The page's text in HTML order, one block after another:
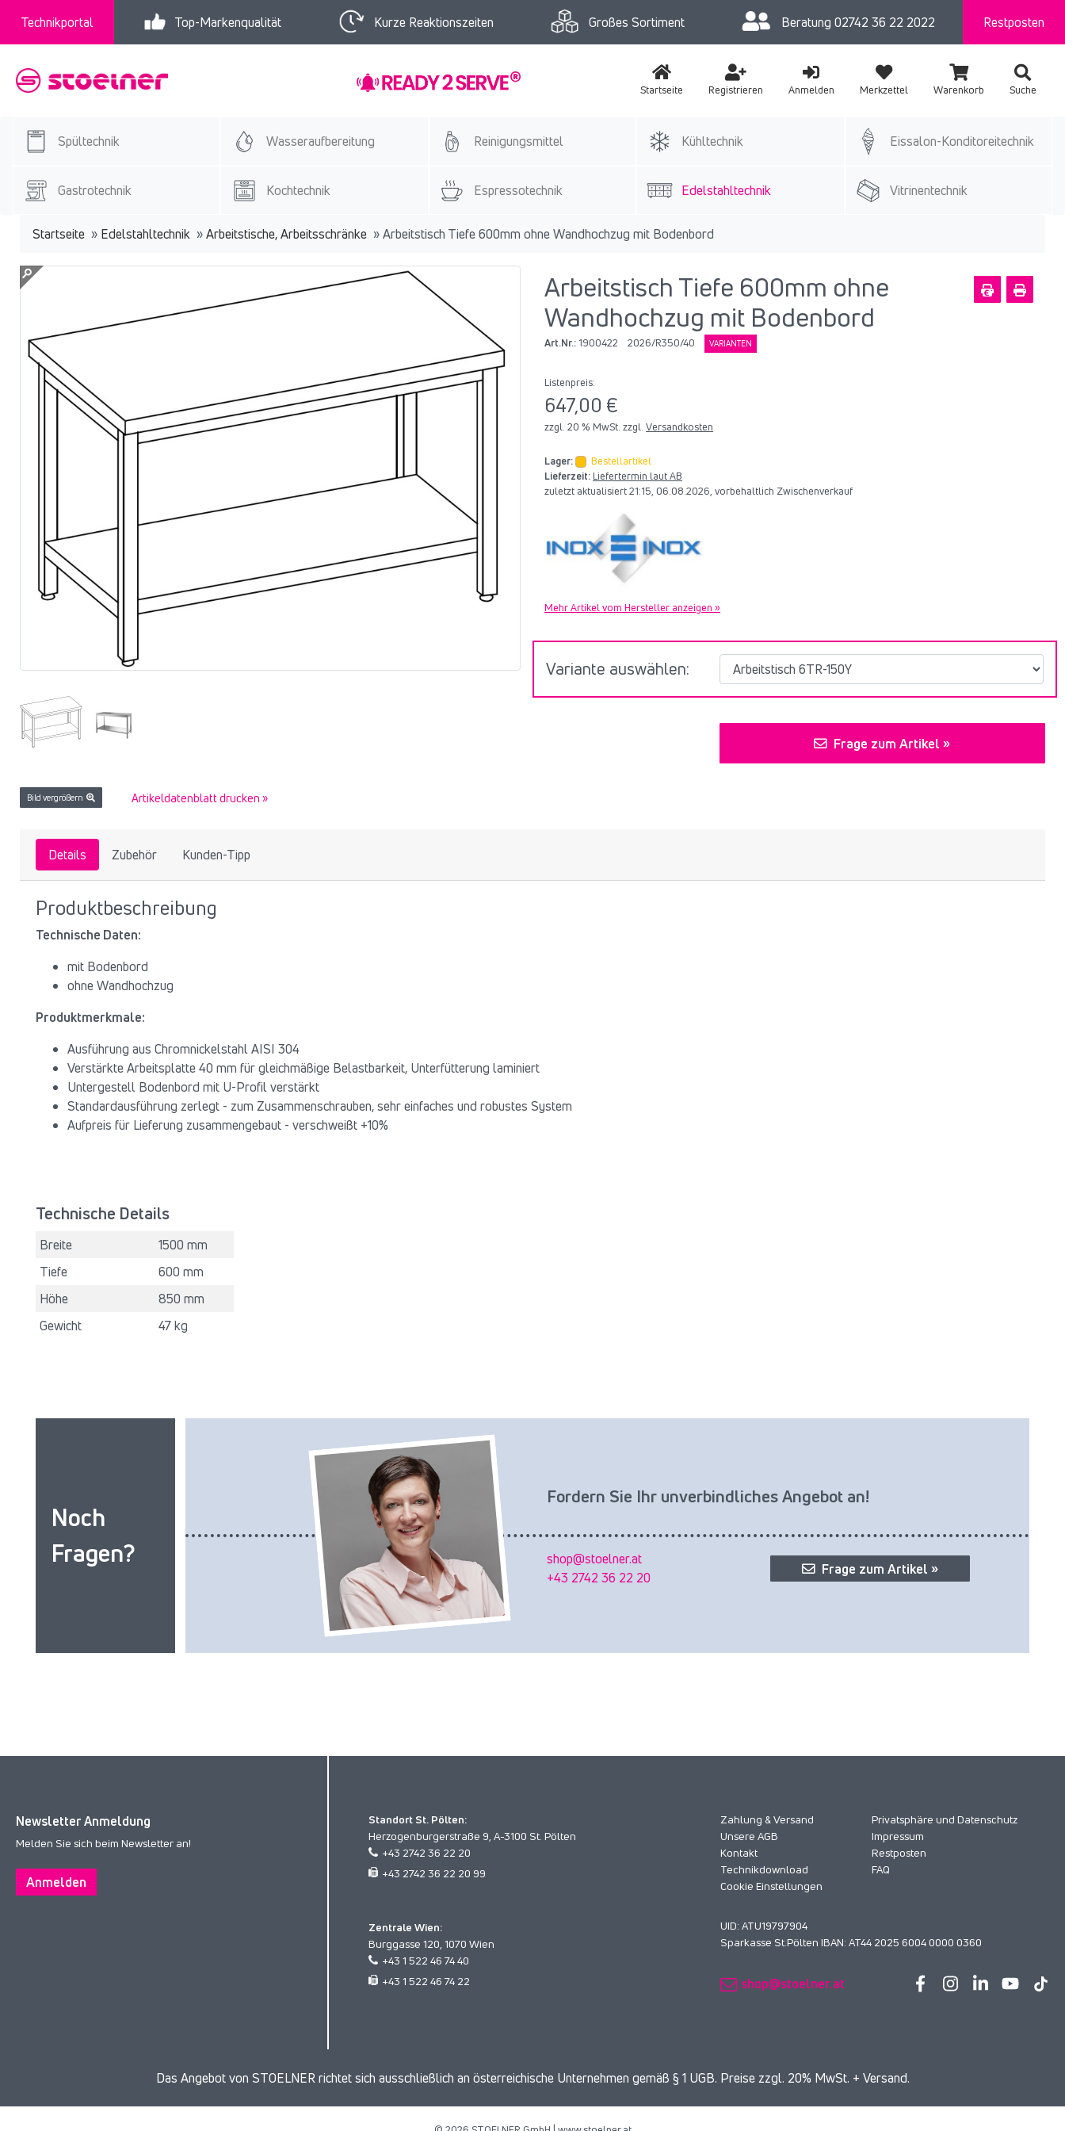
Technikportal Top-Markenqualität Kurze Reaktionszeiten Großes Sortiment Beratung02742 36 22 2022 Restposten
Startseite Registrieren Anmelden Merkzettel Warenkorb Suche
Spültechnik Wasseraufbereitung Reinigungsmittel Kühltechnik Eissalon-Konditoreitechnik
Gastrotechnik Kochtechnik Espressotechnik Edelstahltechnik Vitrinentechnik
Startseite » Edelstahltechnik »Arbeitstische, Arbeitsschränke »Arbeitstisch Tiefe 600mm ohne Wandhochzug mit Bodenbord
Bild vergrößern Artikeldatenblatt drucken »
Arbeitstisch Tiefe 600mm ohne
Wandhochzug mit Bodenbord
Art.Nr.: 1900422 2026/R350/40 VARIANTEN
Listenpreis:
647,00 €
zzgl. 20 % MwSt. zzgl. Versandkosten
Lager:
Bestellartikel
Lieferzeit: Liefertermin laut AB
zuletzt aktualisiert 21:15, 06.08.2026, vorbehaltlich Zwischenverkauf
Mehr Artikel vom Hersteller anzeigen »
Variante auswählen:
Frage zum Artikel »
Details Zubehör Kunden-Tipp
Produktbeschreibung
Technische Daten:
mit Bodenbord
ohne Wandhochzug
Produktmerkmale:
Ausführung aus Chromnickelstahl AISI 304
Verstärkte Arbeitsplatte 40 mm für gleichmäßige Belastbarkeit, Unterfütterung laminiert
Untergestell Bodenbord mit U-Profil verstärkt
Standardausführung zerlegt - zum Zusammenschrauben, sehr einfaches und robustes System
Aufpreis für Lieferung zusammengebaut - verschweißt +10%
Technische Details
Breite
1500 mm
Tiefe
600 mm
Höhe
850 mm
Gewicht
47 kg
Noch
Fragen?
Fordern Sie Ihr unverbindliches Angebot an!
shop@stoelner.at
+43 2742 36 22 20
Frage zum Artikel »
Newsletter Anmeldung
Melden Sie sich beim Newsletter an!
Anmelden
Standort St. Pölten:
Herzogenburgerstraße 9, A-3100 St. Pölten
+43 2742 36 22 20
+43 2742 36 22 20 99
Zentrale Wien:
Burggasse 120, 1070 Wien
+43 1 522 46 74 40
+43 1 522 46 74 22
Zahlung & Versand
Privatsphäre und Datenschutz
Unsere AGB
Impressum
Kontakt
Restposten
Technikdownload
FAQ
Cookie Einstellungen
UID: ATU19797904
Sparkasse St.Pölten IBAN: AT44 2025 6004 0000 0360
shop@stoelner.at
Das Angebot von STOELNER richtet sich ausschließlich an österreichische Unternehmen gemäß § 1 UGB. Preise zzgl. 20% MwSt. + Versand.